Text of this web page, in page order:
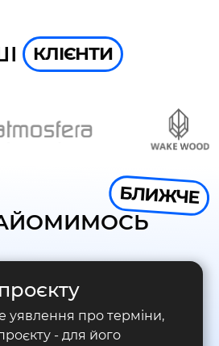
КЛІЄНТИ
БЛИЖЧЕ
уявлення про терміни,
- для його